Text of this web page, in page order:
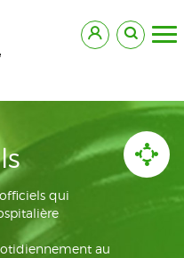
qui
au